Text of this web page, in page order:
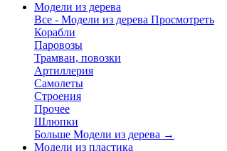
Модели из дерева
Все - Модели из дерева Просмотреть
Корабли
Паровозы
Трамваи, повозки
Артиллерия
Самолеты
Строения
Прочее
Шлюпки
Больше Модели из дерева →
Модели из пластика